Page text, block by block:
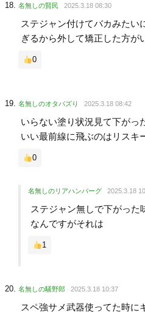
名無しの賢民 2025.3.18 08:30
ステジャン付けてバカみたい
ぎるから外して矯正した方が
0
名無しのオタバズり 2025.3.18 08:42
いらない塗り状況見て下がっ
いい最前線に飛ぶのはリスキ
0
名無しのリアハンバーグ 2025.3.18
ステジャン無しで下がった
なんですがそれは
1
名無しの騒野郎 2025.3.18 10:37
スペ強サメ武器使ってた時に